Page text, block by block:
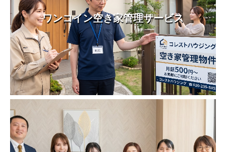
ワンコイン空き家管理サービス